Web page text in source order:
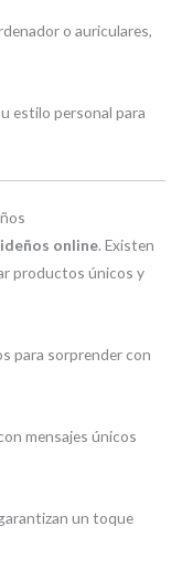
o auriculares,
estilo personal para
online. Existen
productos únicos y
para sorprender con
mensajes únicos
un toque